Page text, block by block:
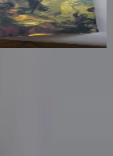
depuis plus de
tous les